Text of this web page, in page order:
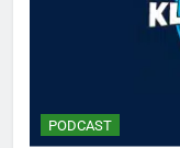
PODCAST